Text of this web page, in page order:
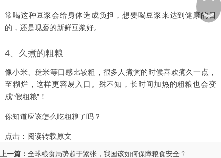
常喝这种豆浆会给身体造成负担，想要喝豆浆来达到健康的目
的，还是现磨的新鲜豆浆好。
4、久煮的粗粮
像小米、糙米等口感比较粗，很多人煮粥的时候喜欢煮久一点，
至糊烂，这样更容易入口。殊不知，长时间加热的粗粮也会变
成“假粗粮”！
你知道应该怎么吃粗粮了吗？
点击： 阅读转载原文
上一篇： 全球粮食局势趋于紧张，我国该如何保障粮食安全？
︾